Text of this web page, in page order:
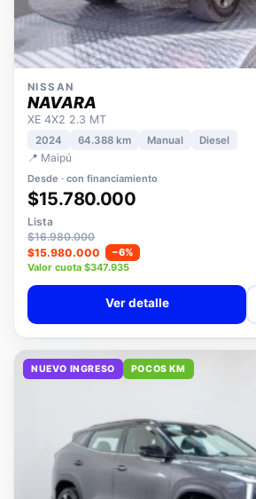
NISSAN
NAVARA
XE 4X2 2.3 MT
2024
📍 Maipú
Desde · con financiamiento
$15.780.000
Lista
$16.980.000
$15.980.000
−6%
Valor cuota $347.935